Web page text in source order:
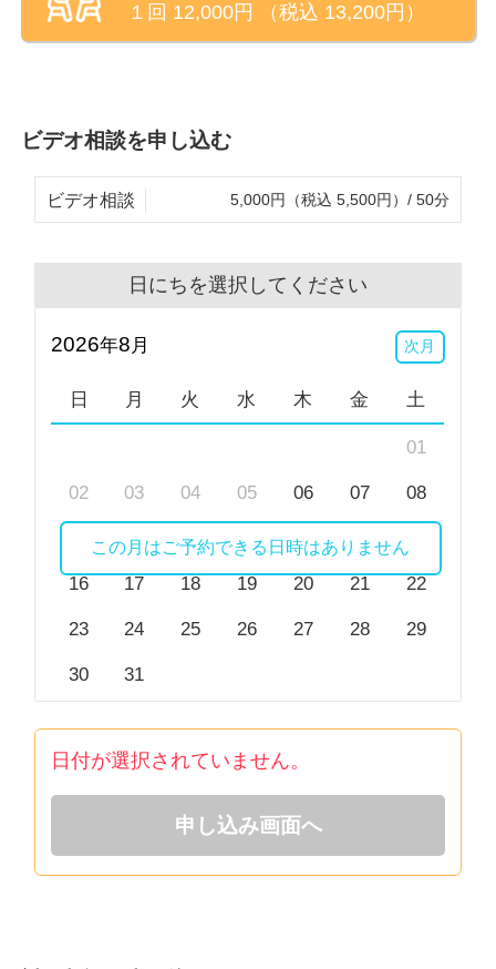
１回 12,000円 （税込 13,200円）
ビデオ相談を申し込む
ビデオ相談 5,000円（税込 5,500円）/ 50分
日にちを選択してください
2026年8 月 次月
日 月 火 水 木 金 土
01
02 03 04 05 06 07 08
10 11 12 13 14
16 17 18 19 20 21 22
23 24 25 26 27 28 29
30 31
この月はご予約できる日時はありません
日付が選択されていません。
申し込み画面へ